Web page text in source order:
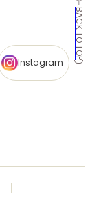
BACK TO TOP
Instagram